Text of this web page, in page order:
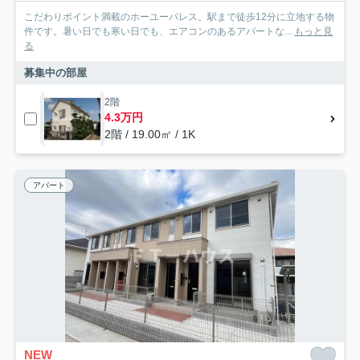
こだわりポイント満載のホーユーパレス。駅まで徒歩12分に立地する物
件です。暑い日でも寒い日でも、エアコンのあるアパートな... もっと見
る
募集中の部屋
2階
4.3万円
2階 / 19.00㎡ / 1K
アパート
NEW